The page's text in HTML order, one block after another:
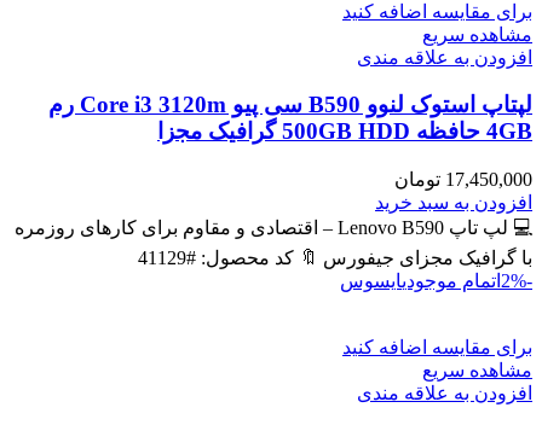
برای مقایسه اضافه کنید
مشاهده سریع
افزودن به علاقه مندی
لپتاپ استوک لنوو B590 سی پیو Core i3 3120m رم
4GB حافظه 500GB HDD گرافیک مجزا
17,450,000 تومان
افزودن به سبد خرید
💻 لپ تاپ Lenovo B590 – اقتصادی و مقاوم برای کارهای روزمره
با گرافیک مجزای جیفورس 🔖 کد محصول: #41129
-2%
اتمام موجودیایسوس
برای مقایسه اضافه کنید
مشاهده سریع
افزودن به علاقه مندی